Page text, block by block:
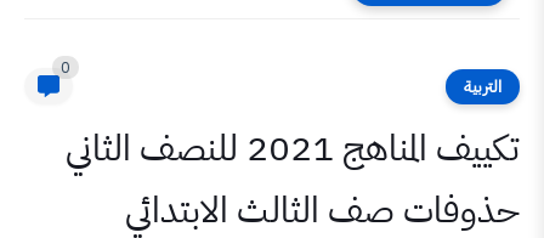
تكييف المناهج 2021 للنصف الثاني
الثالث الابتدائي